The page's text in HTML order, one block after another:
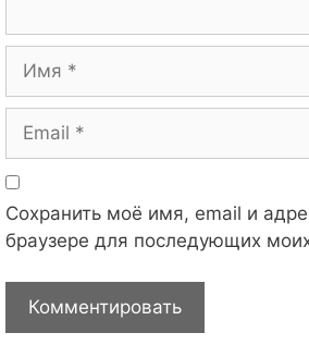
Сохранить моё имя, email и
браузере для последующих